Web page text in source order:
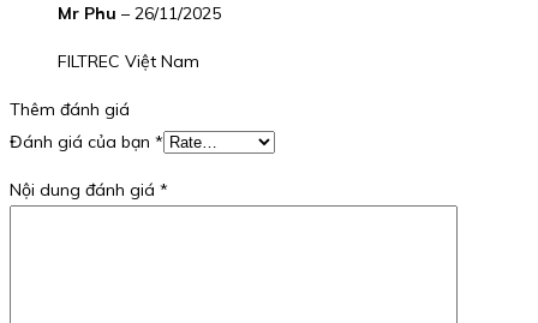
Mr Phu – 26/11/2025
FILTREC Việt Nam
Thêm đánh giá
Đánh giá của bạn *
Nội dung đánh giá *